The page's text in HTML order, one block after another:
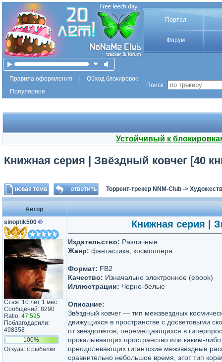
Портал
Форум
Правила оформления
Обход блокировок
Популярное
Поиск :
Устойчивый к
Книжная серия | Звёздный ковчег [40
Торрент-трекер NNM-Club ->
Автор
sinoptik500 ®
Стаж: 10 лет 1 мес.
Сообщений: 8290
Ratio: 47.595
Поблагодарили:
498358
100%
Откуда: с рыбалки
Книжная серия |
Издательство: Различные
Жанр: фантастика , космоопера
Формат: FB2
Качество: Изначально электронное (ebook)
Иллюстрации: Черно-белые
Описание:
Звёздный ковчег — тип межзвездных
движущихся в пространстве с досветовыми
от звездолётов, перемещающихся в
прокалывающих пространство или каким-
преодолевающих гигантские межзвёздные
сравнительно небольшое время, этот тип